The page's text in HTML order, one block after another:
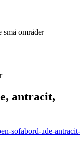
små områder
antracit,
sofabord-ude-antracit-